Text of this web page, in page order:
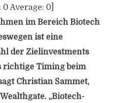
0 Average: 0]
im Bereich Biotech
ist eine
der Zielinvestments
richtige Timing beim
Christian Sammet,
„Biotech-